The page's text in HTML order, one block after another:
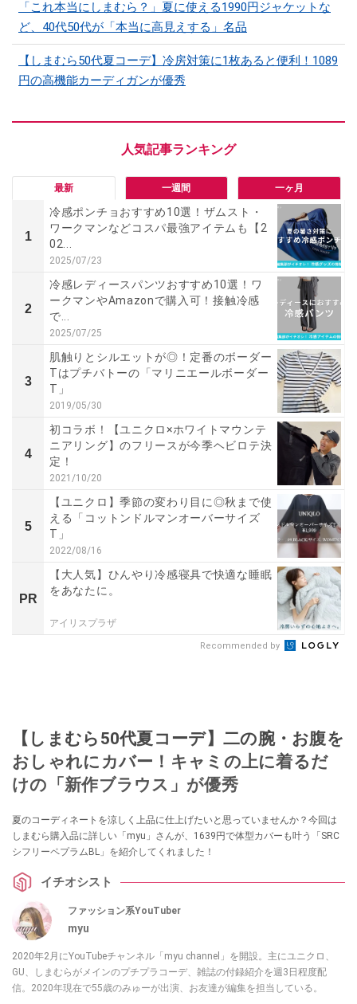
「これ本当にしまむら？」夏に使える1990円ジャケットな
ど、40代50代が「本当に高見えする」名品
【しまむら50代夏コーデ】冷房対策に1枚あると便利！1089
円の高機能カーディガンが優秀
最新 一週間 一ヶ月
1
冷感ポンチョおすすめ10選！ザムスト・
ワークマンなどコスパ最強アイテムも【2
02...
2025/07/23
2
冷感レディースパンツおすすめ10選！ワ
ークマンやAmazonで購入可！接触冷感
で...
2025/07/25
3
肌触りとシルエットが◎！定番のボーダー
Tはプチバトーの「マリニエールボーダー
T」
2019/05/30
4
初コラボ！【ユニクロ×ホワイトマウンテ
ニアリング】のフリースが今季ヘビロテ決
定！
2021/10/20
5
【ユニクロ】季節の変わり目に◎秋まで使
える「コットンドルマンオーバーサイズ
T」
2022/08/16
PR
【大人気】ひんやり冷感寝具で快適な睡眠
をあなたに。
アイリスプラザ
Recommended by
【しまむら50代夏コーデ】二の腕・お腹を
おしゃれにカバー！キャミの上に着るだ
けの「新作ブラウス」が優秀
夏のコーディネートを涼しく上品に仕上げたいと思っていませんか？今回は
しまむら購入品に詳しい「myu」さんが、1639円で体型カバーも叶う「SRC
シフリーペプラムBL」を紹介してくれました！
イチオシスト
ファッション系YouTuber
myu
2020年2月にYouTubeチャンネル「myu channel」を開設。主にユニクロ、
GU、しまむらがメインのプチプラコーデ、雑誌の付録紹介を週3日程度配
信。2020年現在で55歳のみゅーが出演、お友達が編集を担当している。